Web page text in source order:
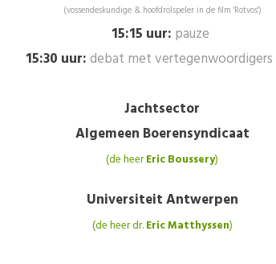
(vossendeskundige & hoofdrolspeler in de film 'Rotvos')
15:15 uur: pauze
15:30 uur:debat met vertegenwoordigers
Jachtsector
Algemeen Boerensyndicaat
(de heerEric Boussery)
Universiteit Antwerpen
(de heer dr.Eric Matthyssen)